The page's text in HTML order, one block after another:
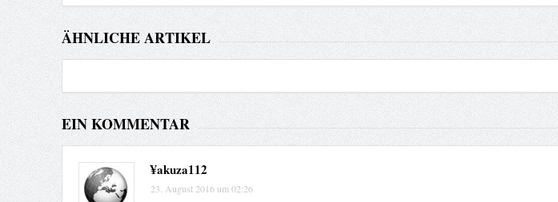
ÄHNLICHE ARTIKEL
EIN KOMMENTAR
¥akuza112
23. August 2016 um 02:26